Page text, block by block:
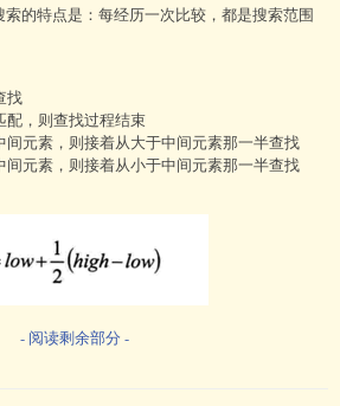
索的特点是：每经历一次比较，都是搜索范围
找
配，则查找过程结束
间元素，则接着从大于中间元素那一半查找
间元素，则接着从小于中间元素那一半查找
- 阅读剩余部分 -